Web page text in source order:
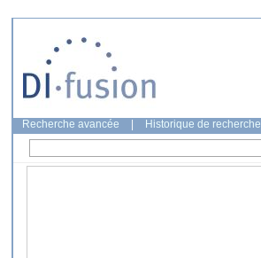
Recherche avancée Historique de recherche